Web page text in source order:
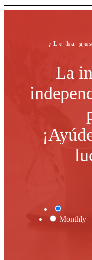
¿Le ha
La
Monthly